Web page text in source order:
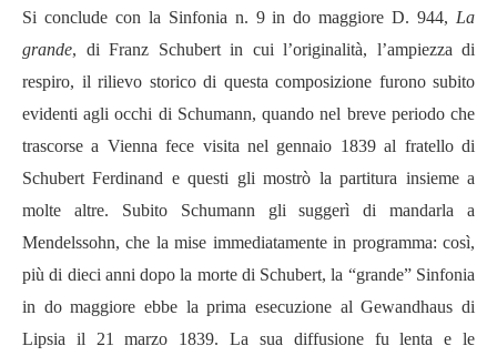
Si conclude con la Sinfonia n. 9 in do maggiore D. 944, La
grande, di Franz Schubert in cui l’originalità, l’ampiezza di
respiro, il rilievo storico di questa composizione furono subito
evidenti agli occhi di Schumann, quando nel breve periodo che
trascorse a Vienna fece visita nel gennaio 1839 al fratello di
Schubert Ferdinand e questi gli mostrò la partitura insieme a
molte altre. Subito Schumann gli suggerì di mandarla a
Mendelssohn, che la mise immediatamente in programma: così,
più di dieci anni dopo la morte di Schubert, la “grande” Sinfonia
in do maggiore ebbe la prima esecuzione al Gewandhaus di
Lipsia il 21 marzo 1839. La sua diffusione fu lenta e le